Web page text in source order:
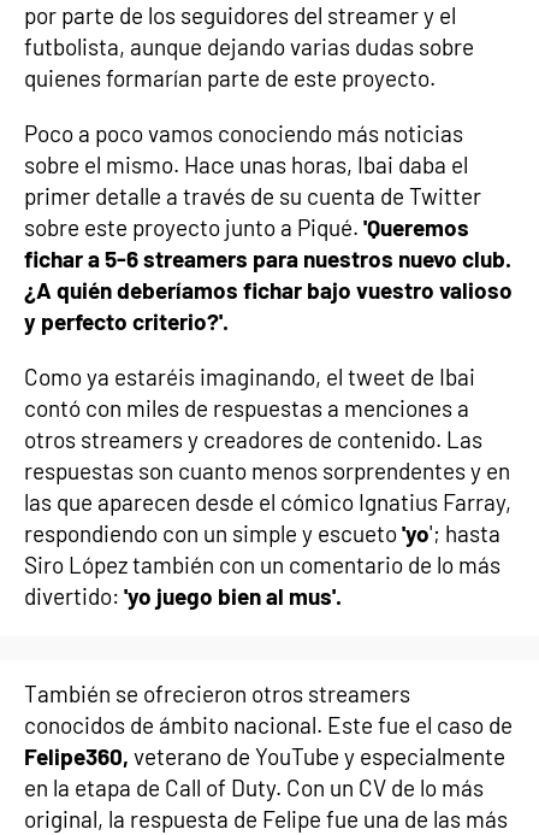
por parte de los seguidores del streamer y el
futbolista, aunque dejando varias dudas sobre
quienes formarían parte de este proyecto.
Poco a poco vamos conociendo más noticias
sobre el mismo. Hace unas horas, Ibai daba el
primer detalle a través de su cuenta de Twitter
sobre este proyecto junto a Piqué. 'Queremos
fichar a 5-6 streamers para nuestros nuevo club.
¿A quién deberíamos fichar bajo vuestro valioso
y perfecto criterio?'.
Como ya estaréis imaginando, el tweet de Ibai
contó con miles de respuestas a menciones a
otros streamers y creadores de contenido. Las
respuestas son cuanto menos sorprendentes y en
las que aparecen desde el cómico Ignatius Farray,
respondiendo con un simple y escueto'yo'; hasta
Siro López también con un comentario de lo más
divertido: 'yo juego bien al mus'.
También se ofrecieron otros streamers
conocidos de ámbito nacional. Este fue el caso de
Felipe360, veterano de YouTube y especialmente
en la etapa de Call of Duty. Con un CV de lo más
original, la respuesta de Felipe fue una de las más